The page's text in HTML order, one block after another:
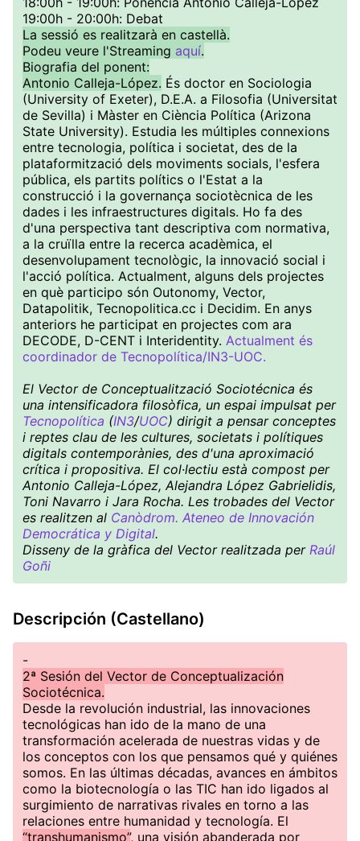
19:00h - 20:00h: Debat
La sessió es realitzarà en castellà.
Podeu veure l'Streaming aquí.
Biografia del ponent:
Antonio Calleja-López. És doctor en Sociologia
(University of Exeter), D.E.A. a Filosofia (Universitat
de Sevilla) i Màster en Ciència Política (Arizona
State University). Estudia les múltiples connexions
entre tecnologia, política i societat, des de la
plataformització dels moviments socials, l'esfera
pública, els partits polítics o l'Estat a la
construcció i la governança sociotècnica de les
dades i les infraestructures digitals. Ho fa des
d'una perspectiva tant descriptiva com normativa,
a la cruïlla entre la recerca acadèmica, el
desenvolupament tecnològic, la innovació social i
l'acció política. Actualment, alguns dels projectes
en què participo són Outonomy, Vector,
Datapolitik, Tecnopolitica.cc i Decidim. En anys
anteriors he participat en projectes com ara
DECODE, D-CENT i Interidentity. Actualment és
coordinador de Tecnopolítica/IN3-UOC.
El Vector de Conceptualització Sociotécnica és
una intensificadora filosòfica, un espai impulsat per
Tecnopolítica (IN3/UOC) dirigit a pensar conceptes
i reptes clau de les cultures, societats i polítiques
digitals contemporànies, des d'una aproximació
crítica i propositiva. El col·lectiu està compost per
Antonio Calleja-López, Alejandra López Gabrielidis,
Toni Navarro i Jara Rocha. Les trobades del Vector
es realitzen al Canòdrom. Ateneo de Innovación
Democrática y Digital.
Disseny de la gràfica del Vector realitzada per Raúl
Goñi
Descripción (Castellano)
-
2ª Sesión del Vector de Conceptualización
Sociotécnica.
Desde la revolución industrial, las innovaciones
tecnológicas han ido de la mano de una
transformación acelerada de nuestras vidas y de
los conceptos con los que pensamos qué y quiénes
somos. En las últimas décadas, avances en ámbitos
como la biotecnología o las TIC han ido ligados al
surgimiento de narrativas rivales en torno a las
relaciones entre humanidad y tecnología. El
“transhumanismo”, una visión abanderada por